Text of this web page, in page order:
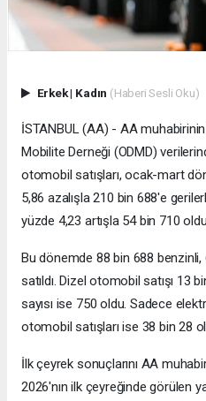
Erkek| Kadın (Haberi Sesli Oku)
İSTANBUL (AA) - AA
Mobilite Derneği (ODMD)
otomobil satışları, ocak-mart
5,86 azalışla 210 bin 688'e
yüzde 4,23 artışla 54 bin 710
Bu dönemde 88 bin 688
satıldı. Dizel otomobil satışı 13
sayısı ise 750 oldu. Sadece
otomobil satışları ise 38 bin 28
İlk çeyrek sonuçlarını AA
2026'nın ilk çeyreğinde görülen